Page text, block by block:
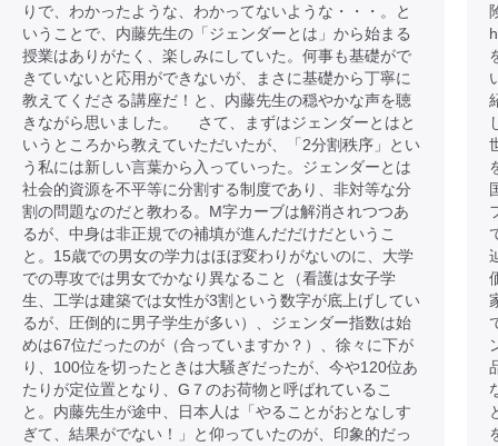
りで、わかったような、わかってないような・・・。と
いうことで、内藤先生の「ジェンダーとは」から始まる
授業はありがたく、楽しみにしていた。何事も基礎がで
きていないと応用ができないが、まさに基礎から丁寧に
教えてくださる講座だ！と、内藤先生の穏やかな声を聴
きながら思いました。 さて、まずはジェンダーとはと
いうところから教えていただいたが、「2分割秩序」とい
う私には新しい言葉から入っていった。ジェンダーとは
社会的資源を不平等に分割する制度であり、非対等な分
割の問題なのだと教わる。M字カーブは解消されつつあ
るが、中身は非正規での補填が進んだだけだというこ
と。15歳での男女の学力はほぼ変わりがないのに、大学
での専攻では男女でかなり異なること（看護は女子学
生、工学は建築では女性が3割という数字が底上げしてい
るが、圧倒的に男子学生が多い）、ジェンダー指数は始
めは67位だったのが（合っていますか？）、徐々に下が
り、100位を切ったときは大騒ぎだったが、今や120位あ
たりが定位置となり、G７のお荷物と呼ばれているこ
と。内藤先生が途中、日本人は「やることがおとなしす
ぎて、結果がでない！」と仰っていたのが、印象的だっ